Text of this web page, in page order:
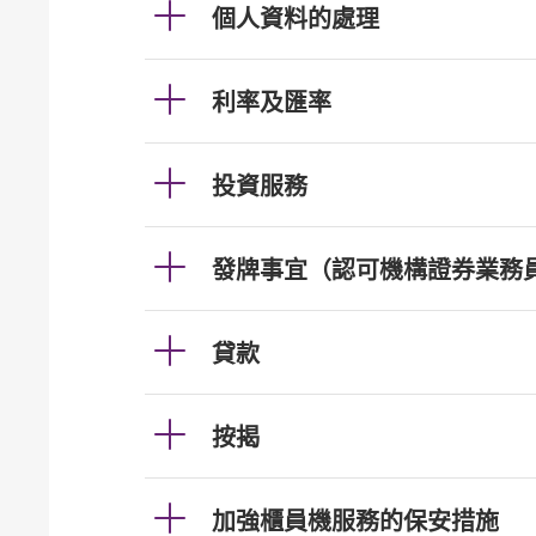
個人資料的處理
利率及匯率
投資服務
發牌事宜（認可機構證券業務
貸款
按揭
加強櫃員機服務的保安措施